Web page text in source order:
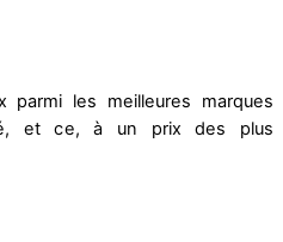
les meilleures marques
et ce, à un prix des plus